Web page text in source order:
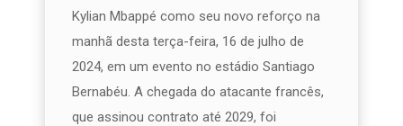
Kylian Mbappé como seu novo reforço na
manhã desta terça-feira, 16 de julho de
2024, em um evento no estádio Santiago
Bernabéu. A chegada do atacante francês,
que assinou contrato até 2029, foi